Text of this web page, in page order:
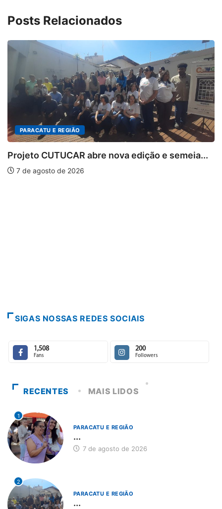
Posts Relacionados
SIGAS NOSSAS REDES SOCIAIS
1,508
Fans
200
Followers
RECENTES MAIS LIDOS
1
PARACATU E REGIÃO
...
7 de agosto de 2026
2
PARACATU E REGIÃO
...